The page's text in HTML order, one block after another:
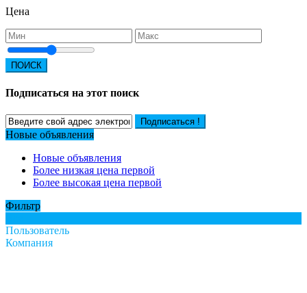
Цена
ПОИСК
Подписаться на этот поиск
Подписаться !
Новые объявления
Новые объявления
Более низкая цена первой
Более высокая цена первой
Фильтр
Пользователь
Компания